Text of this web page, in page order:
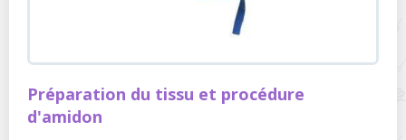
Préparation du tissu et procédure
d'amidon